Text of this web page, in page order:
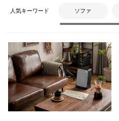
り
ム
最
人気キーワード ソファ
インテリア家電